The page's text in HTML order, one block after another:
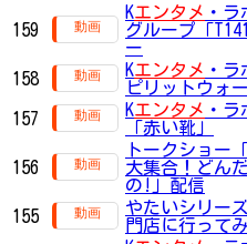
159
Kエンタメ ・
グループ「
ー
158 Kエンタメ ・
ピリットウォ
157
Kエンタメ ・
「赤い靴」
156
トークショー
大集合！どん
の!」配信
155
やたいシリー
門店に行って